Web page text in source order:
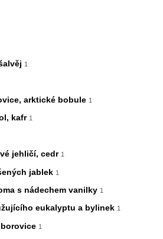
1
arktické bobule 1
kafr 1
jehličí, cedr 1
jablek 1
s nádechem vanilky 1
eukalyptu a bylinek 1
1